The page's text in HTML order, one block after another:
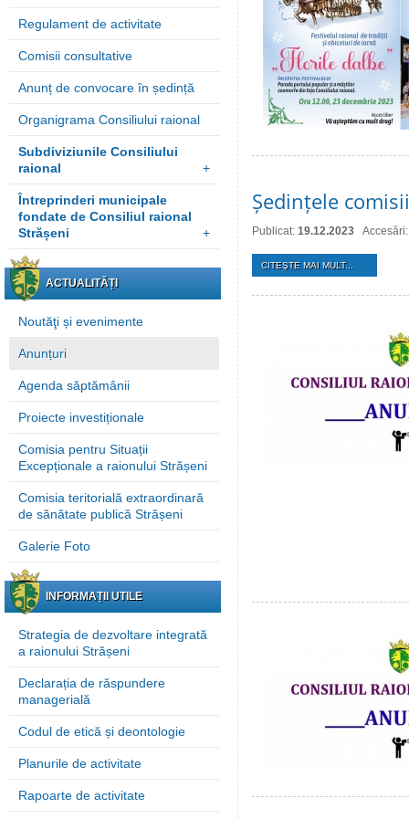
Regulament de activitate
Comisii consultative
Anunț de convocare în ședință
Organigrama Consiliului raional
Subdiviziunile Consiliului
raional
+
Întreprinderi municipale
fondate de Consiliul raional
Strășeni
+
ACTUALITĂȚI
Noutăţi și evenimente
Anunțuri
Agenda săptămânii
Proiecte investiționale
Comisia pentru Situații
Excepționale a raionului Strășeni
Comisia teritorială extraordinară
de sănătate publică Strășeni
Galerie Foto
INFORMAȚII UTILE
Strategia de dezvoltare integrată
a raionului Strășeni
Declarația de răspundere
managerială
Codul de etică și deontologie
Planurile de activitate
Rapoarte de activitate
Ședințele
Publicat: 19.12.2023
CITEŞTE MAI MULT...